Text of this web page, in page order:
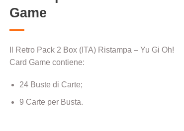
Game
Il Retro Pack 2 Box (ITA) Ristampa – Yu Gi Oh!
Card Game contiene:
24 Buste di Carte;
9 Carte per Busta.